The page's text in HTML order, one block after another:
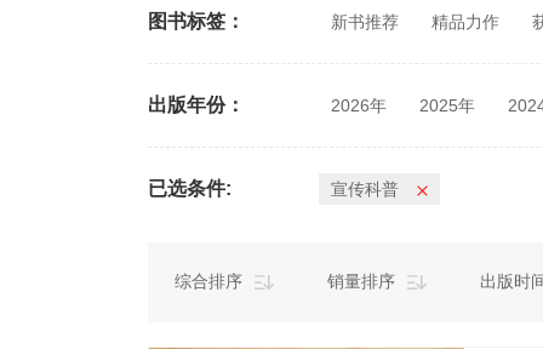
图书标签： 新书推荐 精品力作
出版年份： 2026年 2025年
已选条件: 宣传科普
综合排序 销量排序 出版时